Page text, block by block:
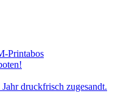
Printabos
druckfrisch zugesandt.